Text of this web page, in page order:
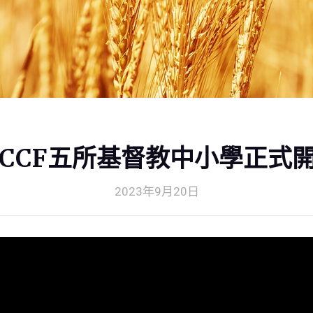
五所基督教中小學正式
2023年9月20日